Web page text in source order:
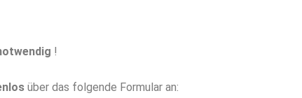
!
über das folgende Formular an: